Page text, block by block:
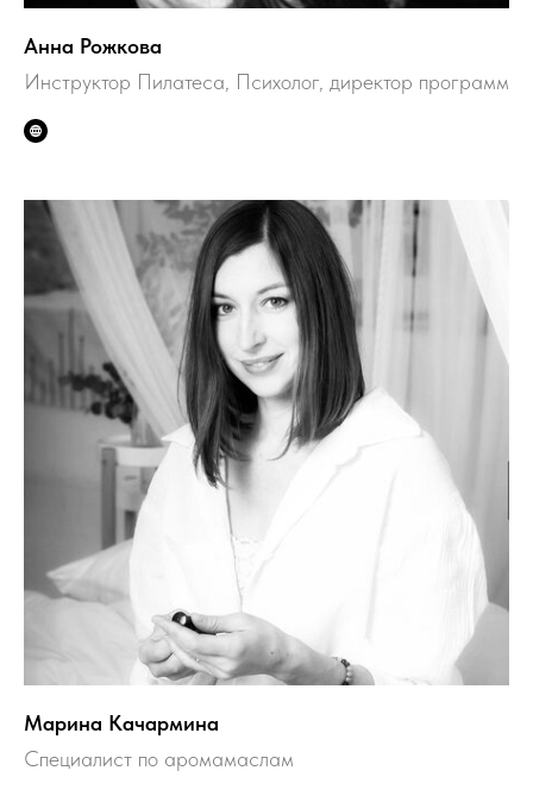
Анна Рожкова
Инструктор Пилатеса, Психолог, директор программ
Марина Качармина
Специалист по аромамаслам